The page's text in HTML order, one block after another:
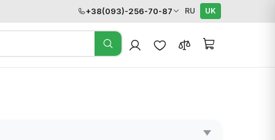
+38(093)-256-70-87 RU UK